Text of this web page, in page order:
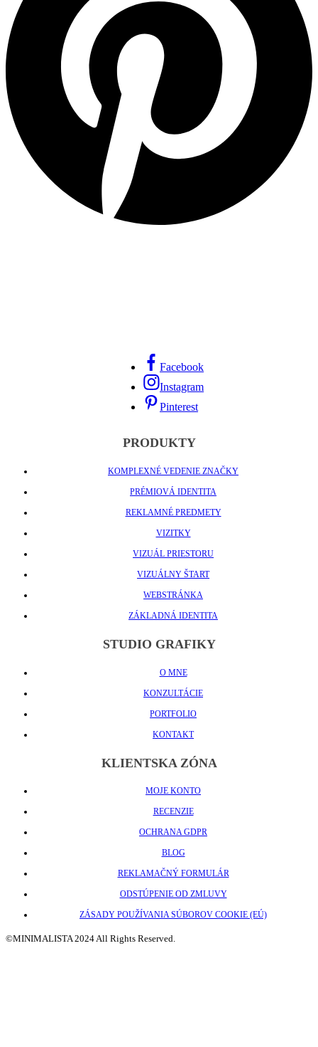
Facebook
Instagram
Pinterest
PRODUKTY
KOMPLEXNÉ VEDENIE ZNAČKY
PRÉMIOVÁ IDENTITA
REKLAMNÉ PREDMETY
VIZITKY
VIZUÁL PRIESTORU
VIZUÁLNY ŠTART
WEBSTRÁNKA
ZÁKLADNÁ IDENTITA
STUDIO GRAFIKY
O MNE
KONZULTÁCIE
PORTFOLIO
KONTAKT
KLIENTSKA ZÓNA
MOJE KONTO
RECENZIE
OCHRANA GDPR
BLOG
REKLAMAČNÝ FORMULÁR
ODSTÚPENIE OD ZMLUVY
ZÁSADY POUŽÍVANIA SÚBOROV COOKIE (EÚ)
©MINIMALISTA 2024 All Rights Reserved.